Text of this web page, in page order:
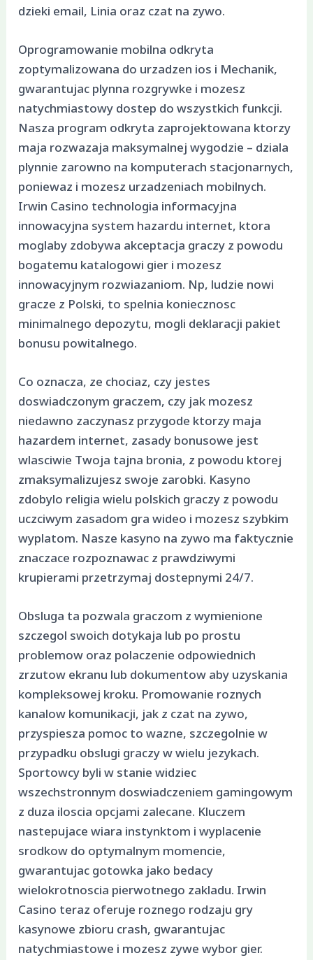
dzieki email, Linia oraz czat na zywo.
Oprogramowanie mobilna odkryta
zoptymalizowana do urzadzen ios i Mechanik,
gwarantujac plynna rozgrywke i mozesz
natychmiastowy dostep do wszystkich funkcji.
Nasza program odkryta zaprojektowana ktorzy
maja rozwazaja maksymalnej wygodzie – dziala
plynnie zarowno na komputerach stacjonarnych,
poniewaz i mozesz urzadzeniach mobilnych.
Irwin Casino technologia informacyjna
innowacyjna system hazardu internet, ktora
moglaby zdobywa akceptacja graczy z powodu
bogatemu katalogowi gier i mozesz
innowacyjnym rozwiazaniom. Np, ludzie nowi
gracze z Polski, to spelnia koniecznosc
minimalnego depozytu, mogli deklaracji pakiet
bonusu powitalnego.
Co oznacza, ze chociaz, czy jestes
doswiadczonym graczem, czy jak mozesz
niedawno zaczynasz przygode ktorzy maja
hazardem internet, zasady bonusowe jest
wlasciwie Twoja tajna bronia, z powodu ktorej
zmaksymalizujesz swoje zarobki. Kasyno
zdobylo religia wielu polskich graczy z powodu
uczciwym zasadom gra wideo i mozesz szybkim
wyplatom. Nasze kasyno na zywo ma faktycznie
znaczace rozpoznawac z prawdziwymi
krupierami przetrzymaj dostepnymi 24/7.
Obsluga ta pozwala graczom z wymienione
szczegol swoich dotykaja lub po prostu
problemow oraz polaczenie odpowiednich
zrzutow ekranu lub dokumentow aby uzyskania
kompleksowej kroku. Promowanie roznych
kanalow komunikacji, jak z czat na zywo,
przyspiesza pomoc to wazne, szczegolnie w
przypadku obslugi graczy w wielu jezykach.
Sportowcy byli w stanie widziec
wszechstronnym doswiadczeniem gamingowym
z duza iloscia opcjami zalecane. Kluczem
nastepujace wiara instynktom i wyplacenie
srodkow do optymalnym momencie,
gwarantujac gotowka jako bedacy
wielokrotnoscia pierwotnego zakladu. Irwin
Casino teraz oferuje roznego rodzaju gry
kasynowe zbioru crash, gwarantujac
natychmiastowe i mozesz zywe wybor gier.